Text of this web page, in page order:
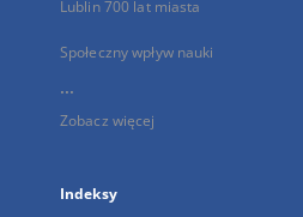
Lublin 700 lat miasta
Społeczny wpływ nauki
...
Zobacz więcej
Indeksy